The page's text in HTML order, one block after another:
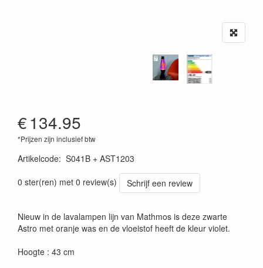
€134.95
*Prijzen zijn inclusief btw
Artikelcode: S041B + AST1203
0 ster(ren) met 0 review(s)
Schrijf een review
Nieuw in de lavalampen lijn van Mathmos is deze zwarte
Astro met oranje was en de vloeistof heeft de kleur violet.
Hoogte : 43 cm